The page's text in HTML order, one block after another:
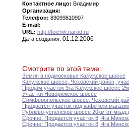
Контактное лицо: Владимир
Организация:
Телефон: 89099810907
E-mail:
URL: http://toichih.narod.ru
Дата создания: 01.12.2006
Смотрите по этой теме:
Земля в подмосковье Калужское шоссе
Калужское шоссе Чеховский район
Продам участок 9га Калужское шоссе
Участки Новорижское шоссе
Симферопольское шоссе Чеховский
Продается участок под кафе или магазин
Рублево-успенское шоссе 20км от мкад
Срочно! Продается участок 8 4га
Срочно! Продается участок 8 4га